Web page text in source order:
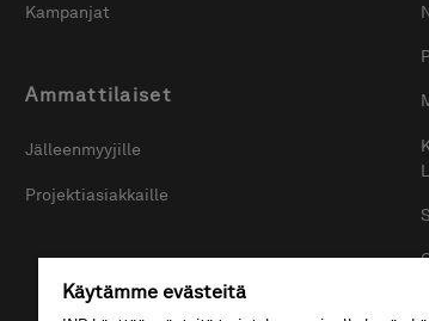
Kampanjat
Ammattilaiset
Jälleenmyyjille
Projektiasiakkaille
Käytämme evästeitä